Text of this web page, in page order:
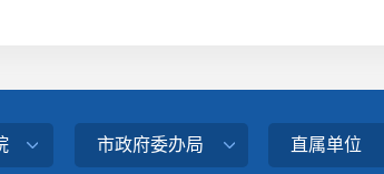
市政府委办局 直属单位